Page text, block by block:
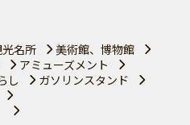
名所
美術館、博物館
アミューズメント
し
ガソリンスタンド